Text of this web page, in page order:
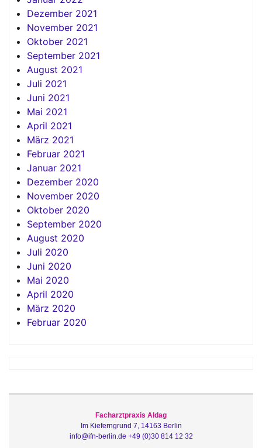
Dezember 2021
November 2021
Oktober 2021
September 2021
August 2021
Juli 2021
Juni 2021
Mai 2021
April 2021
März 2021
Februar 2021
Januar 2021
Dezember 2020
November 2020
Oktober 2020
September 2020
August 2020
Juli 2020
Juni 2020
Mai 2020
April 2020
März 2020
Februar 2020
Facharztpraxis Aldag
Im Kieferngrund 7, 14163 Berlin
info@ifn-berlin.de +49 (0)30 814 12 32